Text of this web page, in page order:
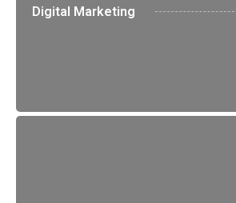
Digital Marketing